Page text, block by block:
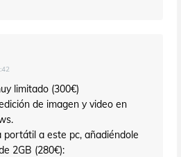
limitado (300€)
de imagen y video en
portátil a este pc, añadiéndole
2GB (280€):